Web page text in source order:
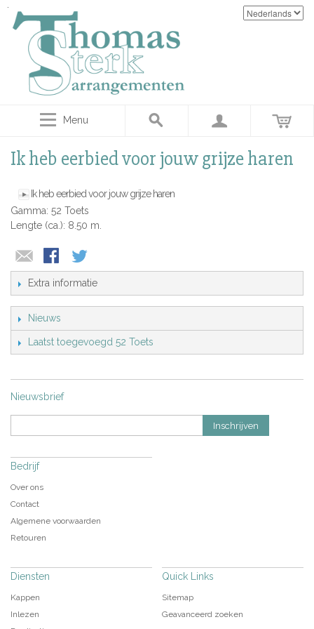
Menu
Ik heb eerbied voor jouw grijze haren
Ik heb eerbied voor jouw grijze haren
Gamma: 52 Toets
Lengte (ca.): 8.50 m.
Extra informatie
Nieuws
Laatst toegevoegd 52 Toets
Nieuwsbrief
Inschrijven
Bedrijf
Over ons
Contact
Algemene voorwaarden
Retouren
Diensten
Kappen
Inlezen
Quick Links
Sitemap
Geavanceerd zoeken